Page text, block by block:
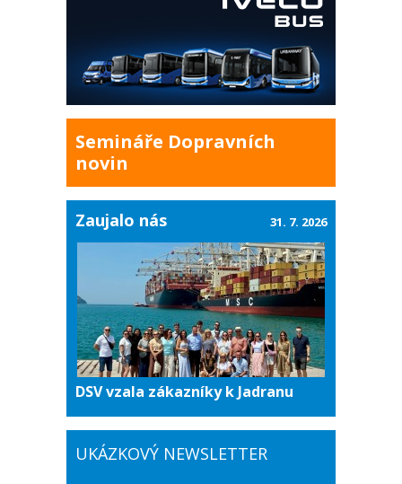
Semináře Dopravních
novin
Zaujalo nás
DSV vzala zákazníky k Jadranu
31. 7. 2026
UKÁZKOVÝ NEWSLETTER